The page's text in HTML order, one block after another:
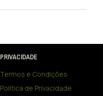
PRIVACIDADE
Termos e Condições
Política de Privacidade